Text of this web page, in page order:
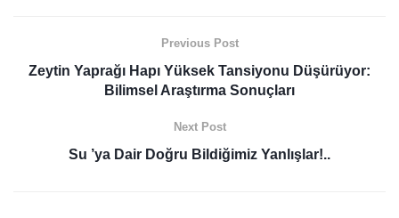
Previous Post
Zeytin Yaprağı Hapı Yüksek Tansiyonu Düşürüyor:
Bilimsel Araştırma Sonuçları
Next Post
Su ’ya Dair Doğru Bildiğimiz Yanlışlar!..